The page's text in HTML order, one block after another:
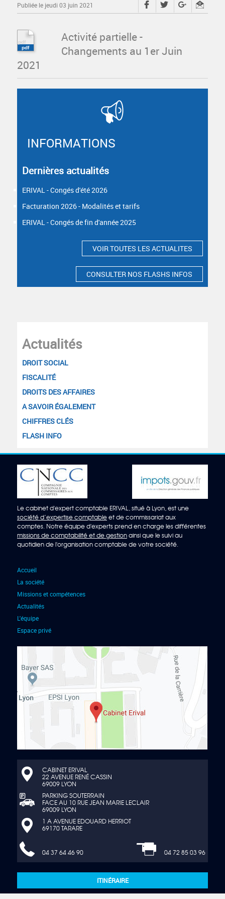
Actualités
DROIT SOCIAL
FISCALITÉ
DROITS DES AFFAIRES
A SAVOIR ÉGALEMENT
CHIFFRES CLÉS
FLASH INFO
Publiée le jeudi 03 juin 2021
Activité partielle -
Changements au 1er Juin
2021
INFORMATIONS
Dernières actualités
ERIVAL - Congés d'été 2026
Facturation 2026 - Modalités et tarifs
ERIVAL - Congés de fin d'année 2025
VOIR TOUTES LES ACTUALITES
CONSULTER NOS FLASHS INFOS
Le cabinet d'expert comptable ERIVAL, situé à Lyon, est une
société d’expertise comptableet de commissariat aux
comptes. Notre équipe d'experts prend en charge les différentes
missions de comptabilité et de gestionainsi que le suivi au
quotidien de l'organisation comptable de votre société.
Accueil
La société
Missions et compétences
Actualités
L'équipe
Espace privé
CABINET ERIVAL
22 AVENUE RENÉ CASSIN
69009 LYON
PARKING SOUTERRAIN
FACE AU 10 RUE JEAN MARIE LECLAIR
69009 LYON
1 A AVENUE EDOUARD HERRIOT
69170 TARARE
04 37 64 46 90 04 72 85 03 96
ITINÉRAIRE